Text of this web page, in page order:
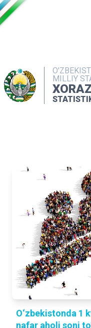
MILLIY
O‘zbekistonda 1
nafar aholi soni